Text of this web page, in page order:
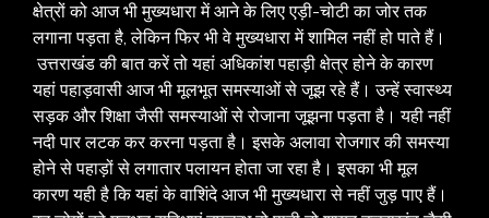
क्षेत्रों को आज भी मुख्यधारा में आने के लिए एड़ी-चोटी का जोर तक
लगाना पड़ता है, लेकिन फिर भी वे मुख्यधारा में शामिल नहीं हो पाते हैं।
उत्तराखंड की बात करें तो यहां अधिकांश पहाड़ी क्षेत्र होने के कारण
यहां पहाड़वासी आज भी मूलभूत समस्याओं से जूझ रहे हैं। उन्हें स्वास्थ्य
सड़क और शिक्षा जैसी समस्याओं से रोजाना जूझना पड़ता है। यही नहीं
नदी पार लटक कर करना पड़ता है। इसके अलावा रोजगार की समस्या
होने से पहाड़ों से लगातार पलायन होता जा रहा है। इसका भी मूल
कारण यही है कि यहां के वाशिंदे आज भी मुख्यधारा से नहीं जुड़ पाए हैं।